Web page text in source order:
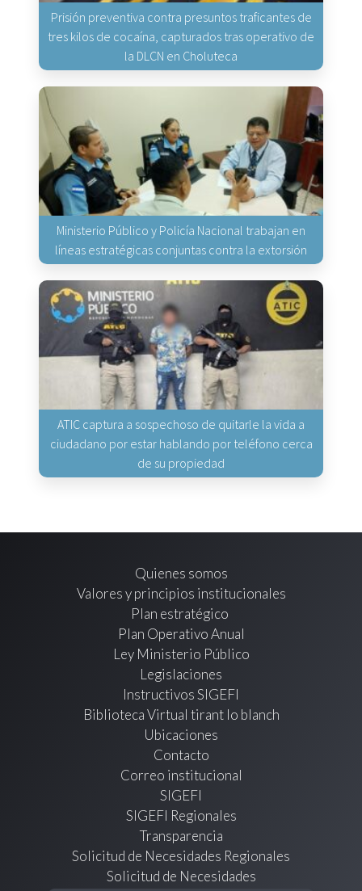
Prisión preventiva contra presuntos traficantes de
tres kilos de cocaína, capturados tras operativo de
la DLCN en Choluteca
Ministerio Público y Policía Nacional trabajan en
líneas estratégicas conjuntas contra la extorsión
ATIC captura a sospechoso de quitarle la vida a
ciudadano por estar hablando por teléfono cerca
de su propiedad
Quienes somos
Valores y principios institucionales
Plan estratégico
Plan Operativo Anual
Ley Ministerio Público
Legislaciones
Instructivos SIGEFI
Biblioteca Virtual tirant lo blanch
Ubicaciones
Contacto
Correo institucional
SIGEFI
SIGEFI Regionales
Transparencia
Solicitud de Necesidades Regionales
Solicitud de Necesidades